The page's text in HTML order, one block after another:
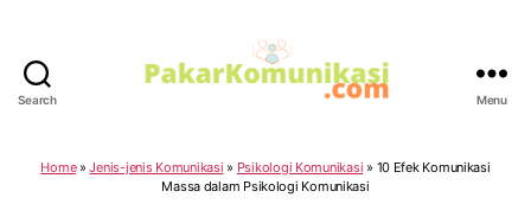
Search Menu
Home»Jenis-jenis Komunikasi » Psikologi Komunikasi » 10 Efek Komunikasi
Massa dalam Psikologi Komunikasi